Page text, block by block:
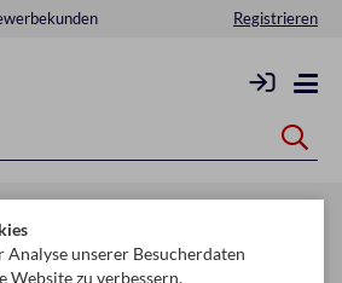
Registrieren
Schreiben, Zeichnen & Korrigieren
Analyse unserer Besucherdaten
Website zu verbessern,